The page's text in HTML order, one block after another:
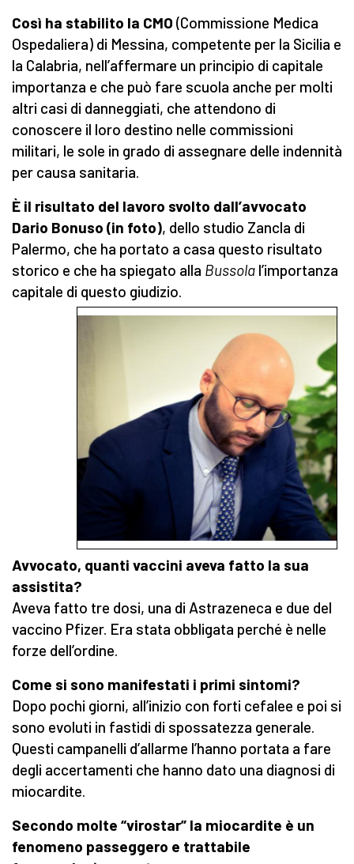
Così ha stabilito la CMO (Commissione Medica
Ospedaliera) di Messina, competente per la Sicilia e
la Calabria, nell’affermare un principio di capitale
importanza e che può fare scuola anche per molti
altri casi di danneggiati, che attendono di
conoscere il loro destino nelle commissioni
militari, le sole in grado di assegnare delle indennità
per causa sanitaria.
È il risultato del lavoro svolto dall’avvocato
Dario Bonuso (in foto), dello studio Zancla di
Palermo, che ha portato a casa questo risultato
storico e che ha spiegato alla Bussola l’importanza
capitale di questo giudizio.
Avvocato, quanti vaccini aveva fatto la sua
assistita?
Aveva fatto tre dosi, una di Astrazeneca e due del
vaccino Pfizer. Era stata obbligata perché è nelle
forze dell’ordine.
Come si sono manifestati i primi sintomi?
Dopo pochi giorni, all’inizio con forti cefalee e poi si
sono evoluti in fastidi di spossatezza generale.
Questi campanelli d’allarme l’hanno portata a fare
degli accertamenti che hanno dato una diagnosi di
miocardite.
Secondo molte “virostar” la miocardite è un
fenomeno passeggero e trattabile